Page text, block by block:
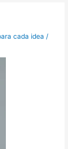
cada idea /